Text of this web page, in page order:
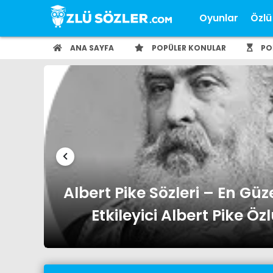
Oyunlar
ANA SAYFA POPÜLER KONULAR
Albert Einstein Sözleri – En
ve Etkileyici Albert Einstein